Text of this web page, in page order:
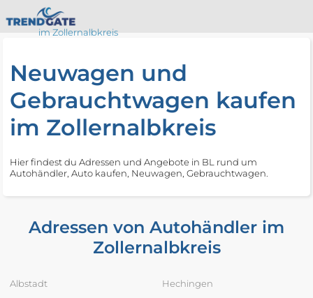
im Zollernalbkreis
Neuwagen und
Gebrauchtwagen kaufen
im Zollernalbkreis
Hier findest du Adressen und Angebote in BL rund um
Autohändler, Auto kaufen, Neuwagen, Gebrauchtwagen.
Adressen von Autohändler im
Zollernalbkreis
Albstadt Hechingen